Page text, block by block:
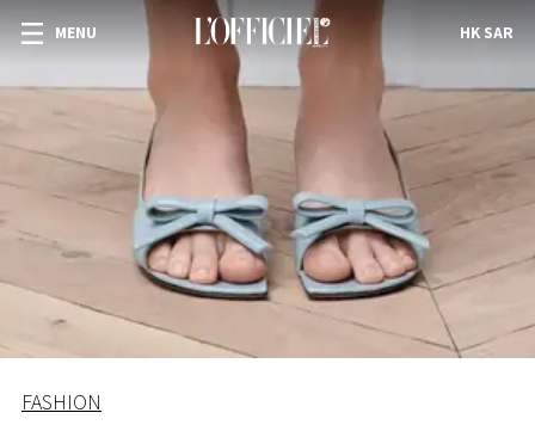
MENU HK SAR
FASHION